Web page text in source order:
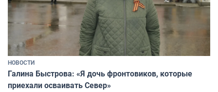
НОВОСТИ
Галина Быстрова: «Я дочь фронтовиков, которые
приехали осваивать Север»